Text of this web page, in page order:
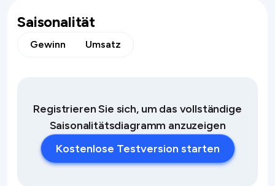
Saisonalität
Gewinn Umsatz
Registrieren Sie sich, um das vollständige
Saisonalitätsdiagramm anzuzeigen
Kostenlose Testversion starten